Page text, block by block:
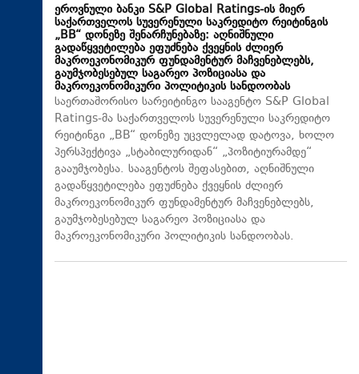
ეროვნული ბანკი S&P Global Ratings-ის მიერ
საქართველოს სუვერენული საკრედიტო რეიტინგის
„BB“ დონეზე შენარჩუნებაზე: აღნიშნული
გადაწყვეტილება ეფუძნება ქვეყნის ძლიერ
მაკროეკონომიკურ ფუნდამენტურ მაჩვენებლებს,
გაუმჯობესებულ საგარეო პოზიციასა და
მაკროეკონომიკური პოლიტიკის სანდოობას
საერთაშორისო სარეიტინგო სააგენტო S&P Global
Ratings-მა საქართველოს სუვერენული საკრედიტო
რეიტინგი „BB“ დონეზე უცვლელად დატოვა, ხოლო
პერსპექტივა „სტაბილურიდან“ „პოზიტიურამდე“
გააუმჯობესა. სააგენტოს შეფასებით, აღნიშნული
გადაწყვეტილება ეფუძნება ქვეყნის ძლიერ
მაკროეკონომიკურ ფუნდამენტურ მაჩვენებლებს,
გაუმჯობესებულ საგარეო პოზიციასა და
მაკროეკონომიკური პოლიტიკის სანდოობას.